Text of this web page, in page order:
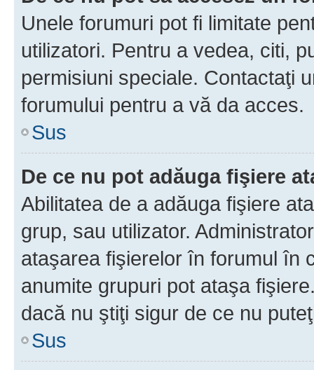
Unele forumuri pot fi limitate
utilizatori. Pentru a vedea, citi,
permisiuni speciale. Contactaţi
forumului pentru a vă da acces.
Sus
De ce nu pot adăuga fişiere
Abilitatea de a adăuga fişiere
grup, sau utilizator.
ataşarea fişierelor în forumul în
anumite grupuri pot ataşa
dacă nu ştiţi sigur de ce nu
Sus